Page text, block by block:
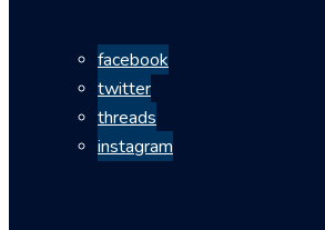
facebook
twitter
threads
instagram